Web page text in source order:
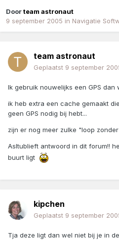
Doorteam astronaut
9 september 2005 in Navigatie
team astronaut
Geplaatst 9 september
Ik gebruik nouwelijks een GPS dan
ik heb extra een cache gemaakt
geen GPS nodig bij hebt...
zijn er nog meer zulke "loop
Asltublieft antwoord in dit forum!!
buurt ligt
kipchen
Geplaatst 9 september
Tja deze ligt dan wel niet bij je in